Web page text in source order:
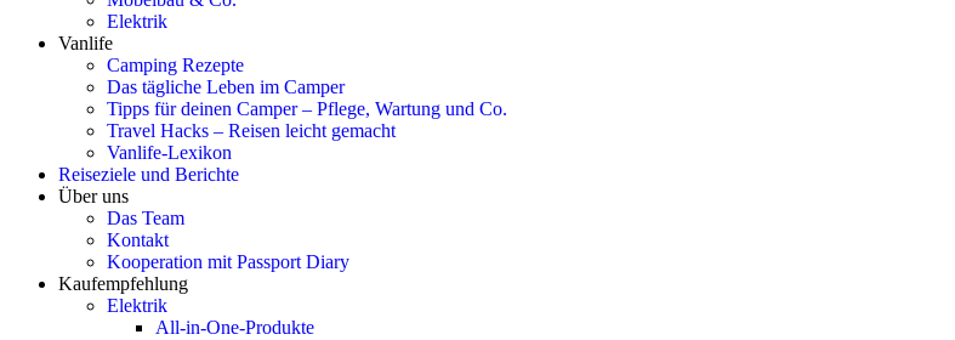
Elektrik
Vanlife
Camping Rezepte
Das tägliche Leben im Camper
Tipps für deinen Camper – Pflege, Wartung und Co.
Travel Hacks – Reisen leicht gemacht
Vanlife-Lexikon
Reiseziele und Berichte
Über uns
Das Team
Kontakt
Kooperation mit Passport Diary
Kaufempfehlung
Elektrik
All-in-One-Produkte